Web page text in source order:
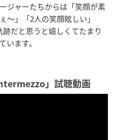
ジャーたちからは「笑顔が素
～」「2人の笑顔眩しい」
跡だと思うと嬉しくてたまり
います。
」試聴動画